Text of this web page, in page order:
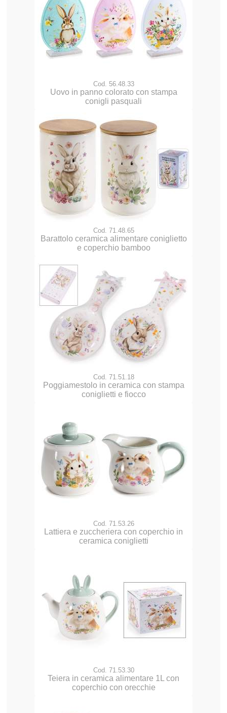
Cod. 56.48.33
Uovo in panno colorato con stampa
conigli pasquali
Cod. 71.48.65
Barattolo ceramica alimentare coniglietto
e coperchio bamboo
Cod. 71.51.18
Poggiamestolo in ceramica con stampa
coniglietti e fiocco
Cod. 71.53.26
Lattiera e zuccheriera con coperchio in
ceramica coniglietti
Cod. 71.53.30
Teiera in ceramica alimentare 1L con
coperchio con orecchie